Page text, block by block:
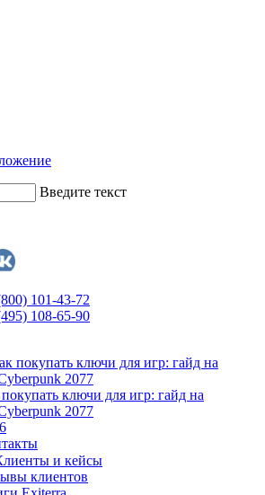
Введите текст
101-43-72
108-65-90
ключи для игр: гайд на
2077
и кейсы
клиентов